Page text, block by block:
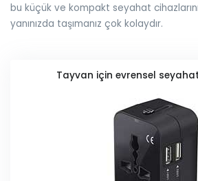
bu küçük ve kompakt seyahat
yanınızda taşımanız çok kolaydır.
Tayvan için evrensel